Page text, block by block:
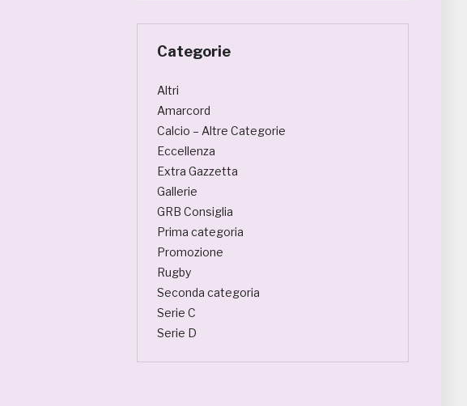
Categorie
Altri
Amarcord
Calcio – Altre Categorie
Eccellenza
Extra Gazzetta
Gallerie
GRB Consiglia
Prima categoria
Promozione
Rugby
Seconda categoria
Serie C
Serie D